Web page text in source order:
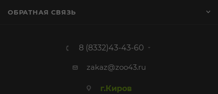
ОБРАТНАЯ СВЯЗЬ
8 (8332)43-43-60
zakaz@zoo43.ru
г.Киров